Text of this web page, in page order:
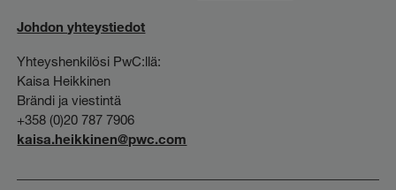
Johdon yhteystiedot
Yhteyshenkilösi PwC:llä:
Kaisa Heikkinen
Brändi ja viestintä
+358 (0)20 787 7906
kaisa.heikkinen@pwc.com